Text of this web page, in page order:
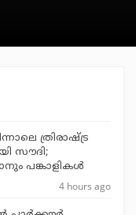
ത്രിരാഷ്ട്ര
സൗദി;
പങ്കാളികള്‍
4 hours ago